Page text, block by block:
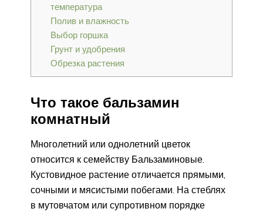
температура
Полив и влажность
Выбор горшка
Грунт и удобрения
Обрезка растения
Что такое бальзамин
комнатный
Многолетний или однолетний цветок
относится к семейству Бальзаминовые.
Кустовидное растение отличается прямыми,
сочными и мясистыми побегами. На стеблях
в мутовчатом или супротивном порядке